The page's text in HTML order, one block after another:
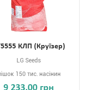
КЛП (Круїзер)
LG Seeds
150 тис. насінин
9 233.00 грн